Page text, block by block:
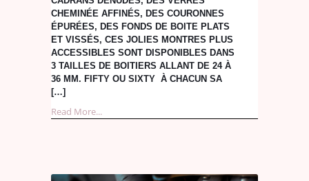
CHEMINÉE AFFINÉS, DES COURONNES
ÉPURÉES, DES FONDS DE BOITE PLATS
ET VISSÉS, CES JOLIES MONTRES PLUS
ACCESSIBLES SONT DISPONIBLES DANS
3 TAILLES DE BOITIERS ALLANT DE 24 À
36 MM. FIFTY OU SIXTY À CHACUN SA
[…]
Read More...